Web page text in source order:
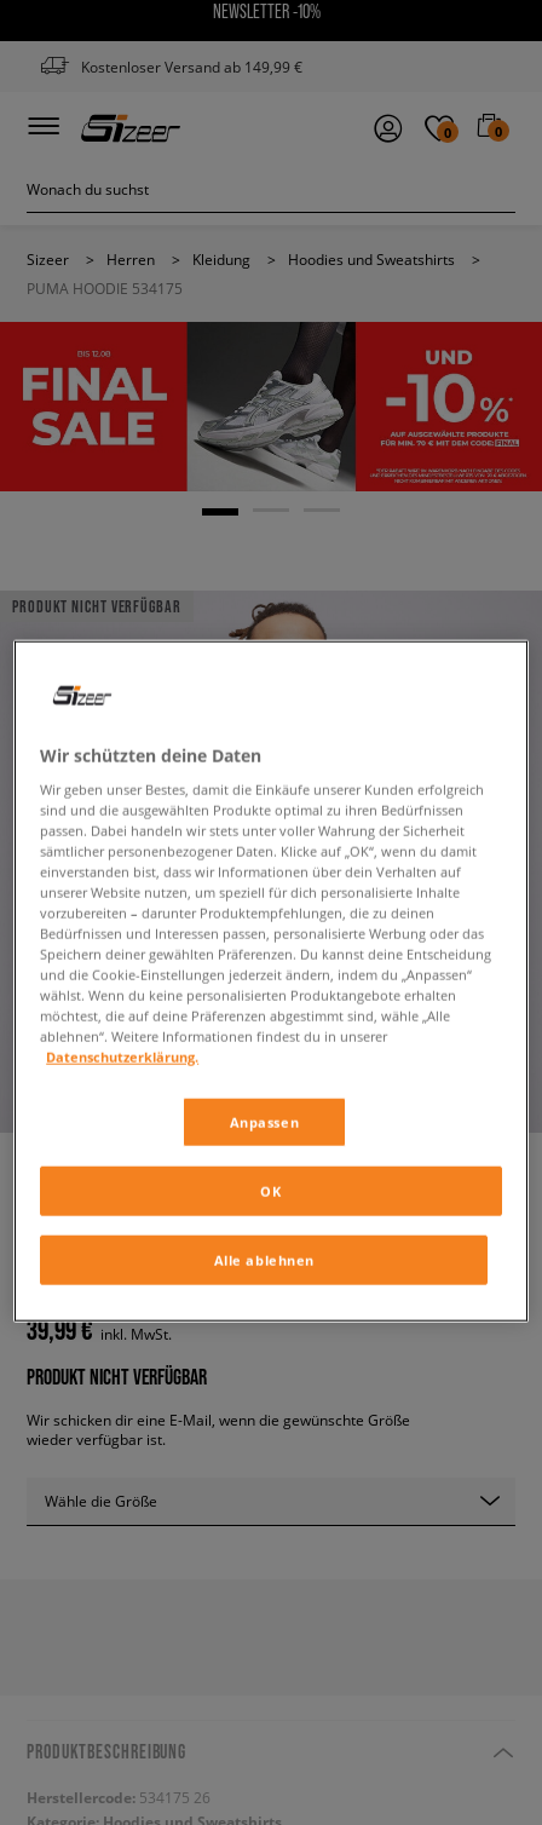
NEWSLETTER -10%
Kostenloser Versand ab 149,99 €
0 0
Sizeer > Herren > Kleidung > Hoodies und Sweatshirts
>
PUMA HOODIE 534175
PRODUKT NICHT VERFÜGBAR
herren, hoodies und sweatshirts
39,99 € inkl. MwSt.
PRODUKT NICHT VERFÜGBAR
Wir schicken dir eine E-Mail, wenn die gewünschte Größe
wieder verfügbar ist.
Wähle die Größe
PRODUKTBESCHREIBUNG
Herstellercode: 534175 26
Wir schützten deine Daten
Wir geben unser Bestes, damit die Einkäufe unserer Kunden erfolgreich
sind und die ausgewählten Produkte optimal zu ihren Bedürfnissen
passen. Dabei handeln wir stets unter voller Wahrung der Sicherheit
sämtlicher personenbezogener Daten. Klicke auf „OK“, wenn du damit
einverstanden bist, dass wir Informationen über dein Verhalten auf
unserer Website nutzen, um speziell für dich personalisierte Inhalte
vorzubereiten – darunter Produktempfehlungen, die zu deinen
Bedürfnissen und Interessen passen, personalisierte Werbung oder das
Speichern deiner gewählten Präferenzen. Du kannst deine Entscheidung
und die Cookie-Einstellungen jederzeit ändern, indem du „Anpassen“
wählst. Wenn du keine personalisierten Produktangebote erhalten
möchtest, die auf deine Präferenzen abgestimmt sind, wähle „Alle
ablehnen“. Weitere Informationen findest du in unserer
Datenschutzerklärung.
Anpassen
Alle ablehnen
OK